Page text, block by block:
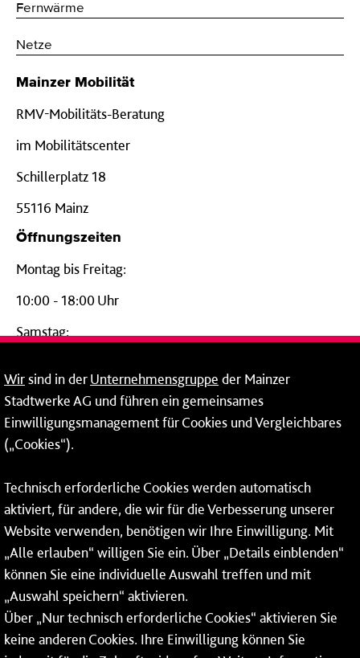
Fernwärme
Netze
Mainzer Mobilität
RMV-Mobilitäts-Beratung
im Mobilitätscenter
Schillerplatz 18
55116 Mainz
Öffnungszeiten
Montag bis Freitag:
10:00 - 18:00 Uhr
Samstag:
24-Stunden-Telefon*
06131 – 12 77 77
Fax: 06131 – 12 66 66
* Montags bis freitags bis 7 und ab 18 Uhr sowie an
Wochenenden und Feiertagen ganztags werden Ihre
Anrufe je nach Themenauswahl an ein Callcenter des
RMV oder von nextbike weitergeleitet. Dort erhalten Sie
ausschließlich Auskünfte zum Fahrplan bzw. zu
meinRad.
Wirsind in derUnternehmensgruppe der Mainzer
Stadtwerke AG und führen ein gemeinsames
Einwilligungsmanagement für Cookies und Vergleichbares
(„Cookies“).
Technisch erforderliche Cookies werden automatisch
aktiviert, für andere, die wir für die Verbesserung unserer
Website verwenden, benötigen wir Ihre Einwilligung. Mit
„Alle erlauben“ willigen Sie ein. Über „Details einblenden“
können Sie eine individuelle Auswahl treffen und mit
„Auswahl speichern“ aktivieren.
Über „Nur technisch erforderliche Cookies“ aktivieren Sie
keine anderen Cookies. Ihre Einwilligung können Sie